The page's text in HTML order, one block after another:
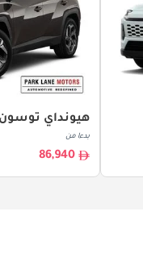
هيونداي
بدءا من
86,940